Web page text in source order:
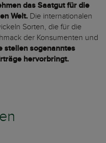
das Saatgut für die
Welt. Die internationalen
Sorten, die für die
der Konsumenten und
stellen sogenanntes
hervorbringt.